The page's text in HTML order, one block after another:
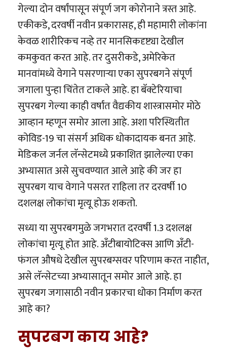
गेल्या दोन वर्षांपासून संपूर्ण जग कोरोनाने त्रस्त आहे.
एकीकडे, दरवर्षी नवीन प्रकारासह, ही महामारी लोकांना
केवळ शारीरिकच नव्हे तर मानसिकदृष्ट्या देखील
कमकुवत करत आहे. तर दुसरीकडे, अमेरिकेत
मानवांमध्ये वेगाने पसरणाऱ्या एका सुपरबगने संपूर्ण
जगाला पुन्हा चिंतेत टाकले आहे. हा बॅक्टेरियाचा
सुपरबग गेल्या काही वर्षांत वैद्यकीय शास्त्रासमोर मोठे
आव्हान म्हणून समोर आला आहे. अशा परिस्थितीत
कोविड-19 चा संसर्ग अधिक धोकादायक बनत आहे.
मेडिकल जर्नल लॅन्सेटमध्ये प्रकाशित झालेल्या एका
अभ्यासात असे सुचवण्यात आले आहे की जर हा
सुपरबग याच वेगाने पसरत राहिला तर दरवर्षी 10
दशलक्ष लोकांचा मृत्यू होऊ शकतो.
सध्या या सुपरबगमुळे जगभरात दरवर्षी 1.3 दशलक्ष
लोकांचा मृत्यू होत आहे. अँटीबायोटिक्स आणि अँटी-
फंगल औषधे देखील सुपरबग्सवर परिणाम करत नाहीत,
असे लॅन्सेटच्या अभ्यासातून समोर आले आहे. हा
सुपरबग जगासाठी नवीन प्रकारचा धोका निर्माण करत
आहे का?
सुपरबग काय आहे?